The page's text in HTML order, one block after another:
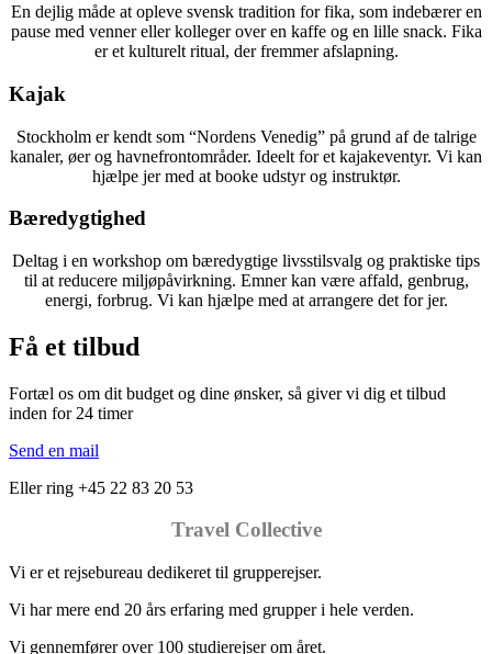
En dejlig måde at opleve svensk tradition for fika, som indebærer en
pause med venner eller kolleger over en kaffe og en lille snack. Fika
er et kulturelt ritual, der fremmer afslapning.
Kajak
Stockholm er kendt som “Nordens Venedig” på grund af de talrige
kanaler, øer og havnefrontområder. Ideelt for et kajakeventyr. Vi kan
hjælpe jer med at booke udstyr og instruktør.
Bæredygtighed
Deltag i en workshop om bæredygtige livsstilsvalg og praktiske tips
til at reducere miljøpåvirkning. Emner kan være affald, genbrug,
energi, forbrug. Vi kan hjælpe med at arrangere det for jer.
Få et tilbud
Fortæl os om dit budget og dine ønsker, så giver vi dig et tilbud
inden for 24 timer
Send en mail
Eller ring +45 22 83 20 53
Travel Collective
Vi er et rejsebureau dedikeret til grupperejser.
Vi har mere end 20 års erfaring med grupper i hele verden.
Vi gennemfører over 100 studierejser om året.